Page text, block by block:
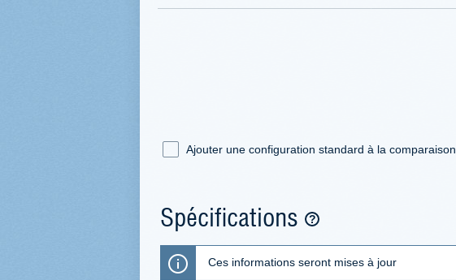
Ajouter une configuration standard à la comparaison
Spécifications
Ces informations seront mises à jour